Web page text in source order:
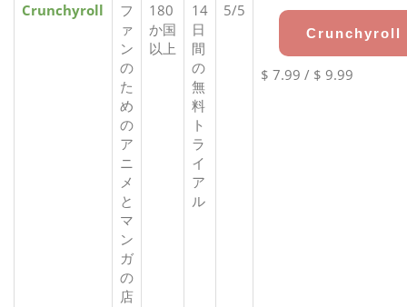
Crunchyroll
フ
ァ
ン
の
た
め
の
ア
ニ
メ
と
マ
ン
ガ
の
店
180
か国
以上
14
日
間
の
無
料
ト
ラ
イ
ア
ル
5/5
Crunchyroll
$ 7.99 / $ 9.99